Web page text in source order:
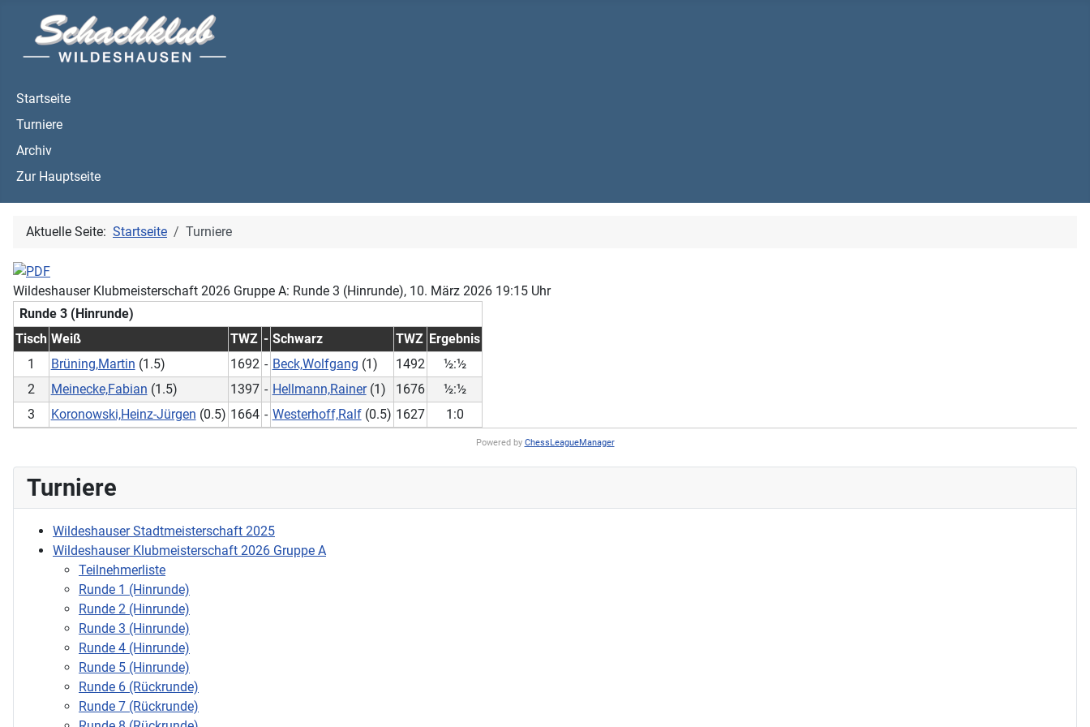
Startseite
Turniere
Archiv
Zur Hauptseite
Aktuelle Seite: Startseite Turniere
Wildeshauser Klubmeisterschaft 2026 Gruppe A: Runde 3 (Hinrunde), 10. März 2026 19:15 Uhr
Runde 3 (Hinrunde)
Tisch Weiß TWZ - Schwarz TWZ Ergebnis
1
Brüning,Martin (1.5) 1692 - Beck,Wolfgang (1) 1492
½:½
2
Meinecke,Fabian (1.5) 1397 - Hellmann,Rainer(1) 1676
½:½
3
Koronowski,Heinz-Jürgen (0.5) 1664 - Westerhoff,Ralf(0.5) 1627 1:0
Powered by ChessLeagueManager
Turniere
Wildeshauser Stadtmeisterschaft 2025
Wildeshauser Klubmeisterschaft 2026 Gruppe A
Teilnehmerliste
Runde 1 (Hinrunde)
Runde 2 (Hinrunde)
Runde 3 (Hinrunde)
Runde 4 (Hinrunde)
Runde 5 (Hinrunde)
Runde 6 (Rückrunde)
Runde 7 (Rückrunde)